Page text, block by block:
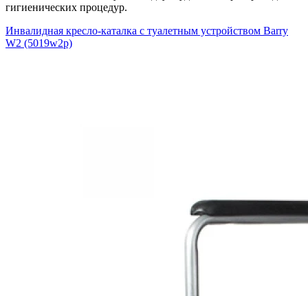
гигиенических процедур.
Инвалидная кресло-каталка с туалетным устройством Barry
W2 (5019w2p)